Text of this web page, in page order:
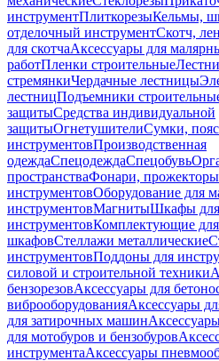
инструментПлиткорезыКельмы,
отделочный инструментСкотч,
для скотчаАксессуары для
работПленки строительные
стремянкиЧердачные лестницы
лестницПодъемники
защитыСредства индивидуальной
защитыОгнетушителиСумки,
инструментовПроизводственная
одеждаСпецодеждаСпецобувь
пространстваФонари, прожекторы
инструментовОборудование для
инструментовМагнитыШкафы для
инструментовКомплектующие
шкафовСтеллажи металлические
инструментовПоддоны для
силовой и строительной техники
бензорезовАксессуары для
виброоборудованияАксессуары
для затирочных машин
для мотобуров и бензобуров
инструментаАксессуары